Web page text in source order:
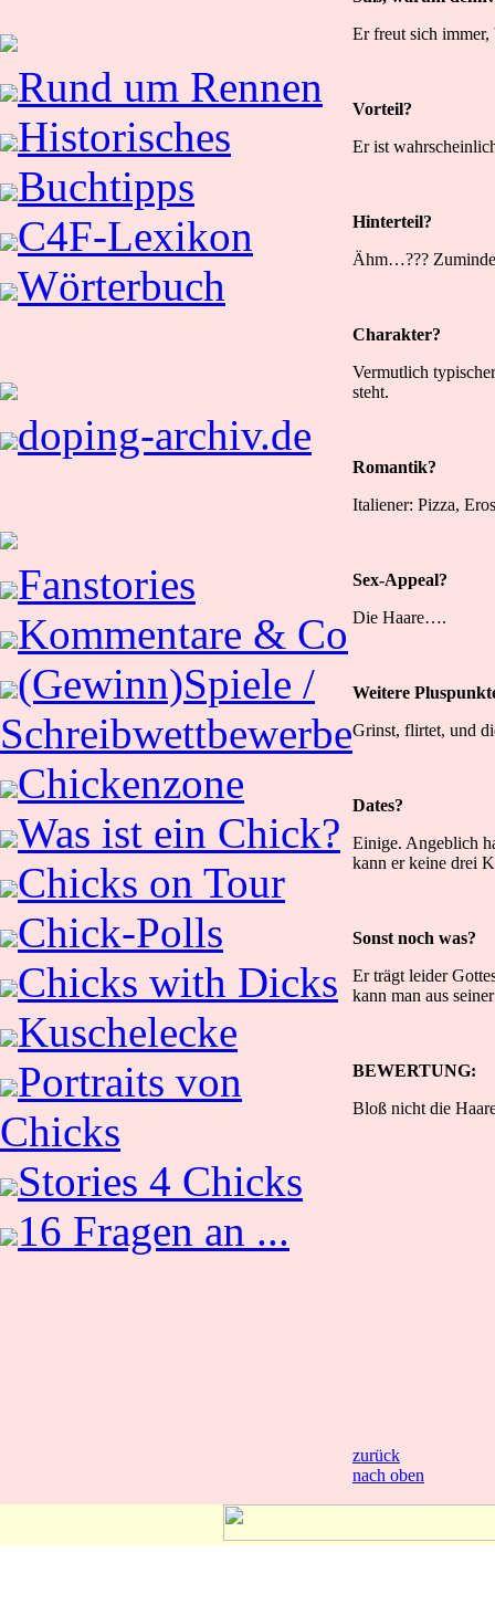
Rund um Rennen
Historisches
Buchtipps
C4F-Lexikon
Wörterbuch
doping-archiv.de
Fanstories
Kommentare & Co
(Gewinn)Spiele /
Schreibwettbewerbe
Chickenzone
Was ist ein Chick?
Chicks on Tour
Chick-Polls
Chicks with Dicks
Kuschelecke
Portraits von
Chicks
Stories 4 Chicks
16 Fragen an ...
Er freut sich immer,
Vorteil?
Er ist
Hinterteil?
Ähm…???
Charakter?
Vermutlich
steht.
Romantik?
Italiener: Pizza,
Sex-Appeal?
Die Haare….
Weitere
Grinst, flirtet, und
Dates?
Einige. Angeblich
kann er keine drei
Sonst noch was?
Er trägt leider
kann man aus
BEWERTUNG:
Bloß nicht die
zurück
nach oben